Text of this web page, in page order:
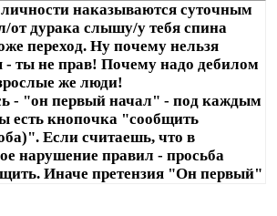
наказываются суточным
от дурака слышу/у тебя спина
переход. Ну почему нельзя
- ты не прав! Почему надо дебилом
же люди!
- "он первый начал" - под каждым
есть кнопочка "сообщить
Если считаешь, что в
нарушение правил - просьба
Иначе претензия "Он первый"